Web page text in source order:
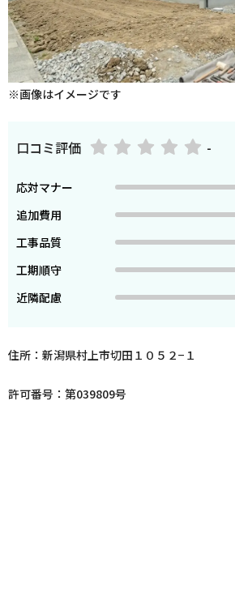
※画像はイメージです
口コミ評価 -
応対マナー
追加費用
工事品質
工期順守
近隣配慮
住所：新潟県村上市切田１０５２−１
許可番号：第039809号